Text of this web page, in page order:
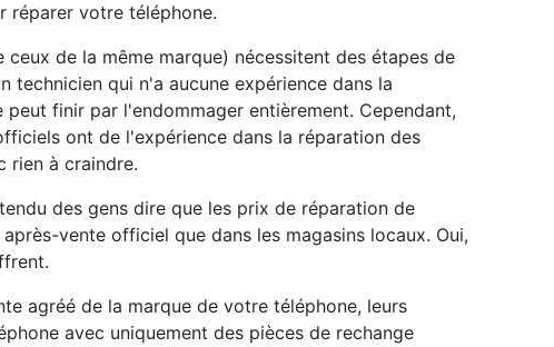
réparer votre téléphone.
de la même marque) nécessitent des étapes de
technicien qui n'a aucune expérience dans la
finir par l'endommager entièrement. Cependant,
ont de l'expérience dans la réparation des
rien à craindre.
des gens dire que les prix de réparation de
vente officiel que dans les magasins locaux. Oui,
agréé de la marque de votre téléphone, leurs
avec uniquement des pièces de rechange